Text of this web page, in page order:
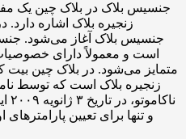
جنسیس بلاک در بلاک چین یک
زنجیره بلاک اشاره دارد.
جنسیس بلاک آغاز می‌شود.
است و معمولاً دارای
متمایز می‌شود. در بلاک چین بیت
زنجیره بلاک است که توسط
و تنها برای تعیین